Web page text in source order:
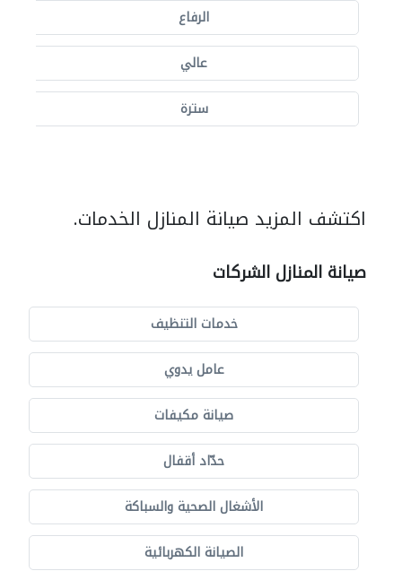
الرفاع
عالي
سترة
اكتشف المزيد صيانة المنازل الخدمات.
صيانة المنازل الشركات
خدمات التنظيف
عامل يدوي
صيانة مكيفات
حدّاد أقفال
الأشغال الصحية والسباكة
الصيانة الكهربائية